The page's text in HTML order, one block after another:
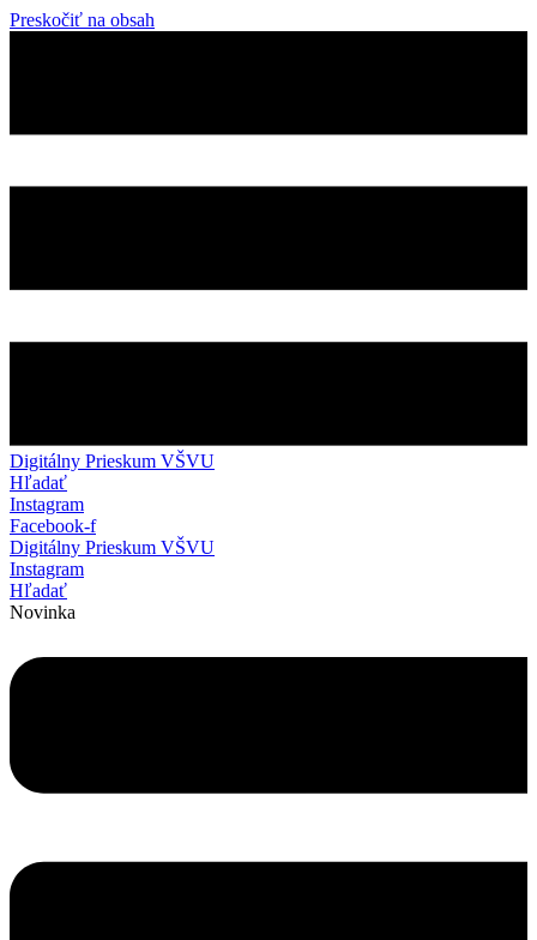
Preskočiť na obsah
Digitálny Prieskum VŠVU
Hľadať
Instagram
Facebook-f
Digitálny Prieskum VŠVU
Instagram
Hľadať
Novinka